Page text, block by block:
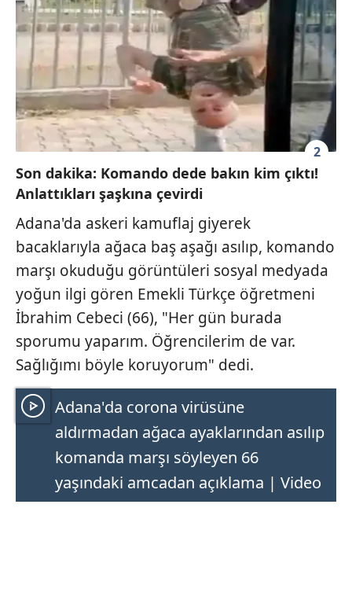
2
Son dakika: Komando dede bakın kim çıktı!
Anlattıkları şaşkına çevirdi
Adana'da askeri kamuflaj giyerek
bacaklarıyla ağaca baş aşağı asılıp, komando
marşı okuduğu görüntüleri sosyal medyada
yoğun ilgi gören Emekli Türkçe öğretmeni
İbrahim Cebeci (66), "Her gün burada
sporumu yaparım. Öğrencilerim de var.
Sağlığımı böyle koruyorum" dedi.
Adana'da corona virüsüne
aldırmadan ağaca ayaklarından asılıp
komanda marşı söyleyen 66
yaşındaki amcadan açıklama | Video